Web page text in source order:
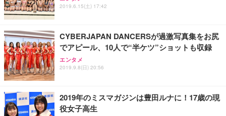
ス圧無段階昇降 360度回転 キャスター付き コンパク
グモニター QD 24.5インチ 1ms FHD 量子ドット 残
ュラー 200枚入【Amazon.co.jp限定】
2019.6.15(土) 17:42
CYBERJAPAN DANCERSが過激写真集をお尻
でアピール、10人で“半ケツ”ショットも収録
エンタメ
2019.9.8(日) 20:56
2019年のミスマガジンは豊田ルナに！17歳の現
役女子高生